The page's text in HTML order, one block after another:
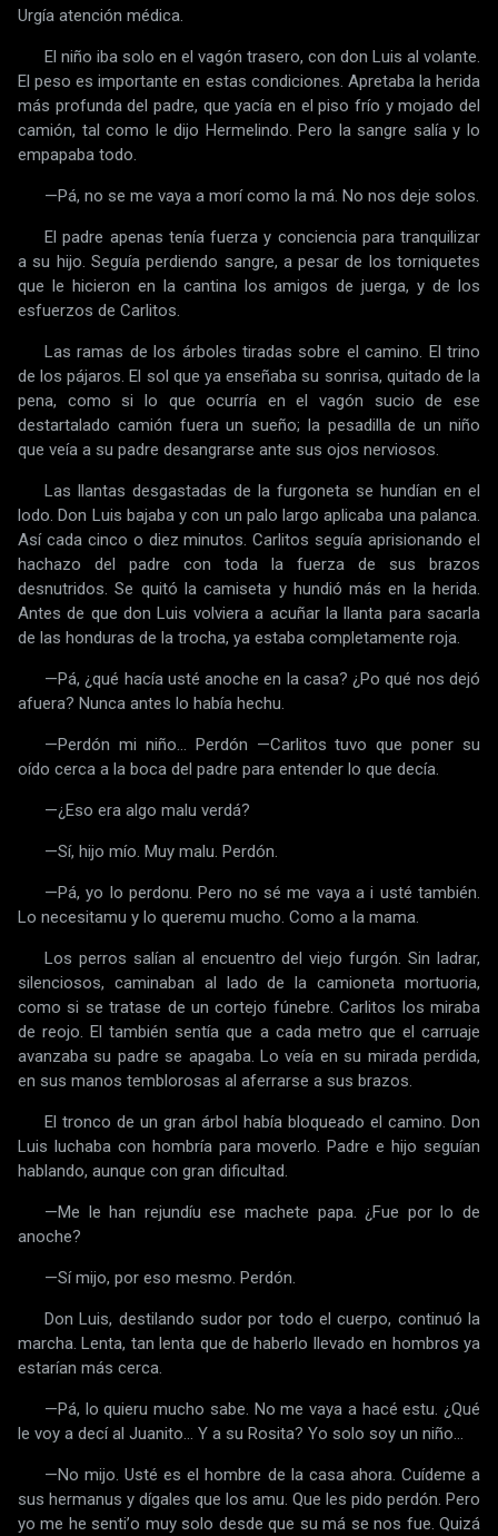
Urgía atención médica.
El niño iba solo en el vagón trasero, con don Luis al volante.
El peso es importante en estas condiciones. Apretaba la herida
más profunda del padre, que yacía en el piso frío y mojado del
camión, tal como le dijo Hermelindo. Pero la sangre salía y lo
empapaba todo.
—Pá, no se me vaya a morí como la má. No nos deje solos.
El padre apenas tenía fuerza y conciencia para tranquilizar
a su hijo. Seguía perdiendo sangre, a pesar de los torniquetes
que le hicieron en la cantina los amigos de juerga, y de los
esfuerzos de Carlitos.
Las ramas de los árboles tiradas sobre el camino. El trino
de los pájaros. El sol que ya enseñaba su sonrisa, quitado de la
pena, como si lo que ocurría en el vagón sucio de ese
destartalado camión fuera un sueño; la pesadilla de un niño
que veía a su padre desangrarse ante sus ojos nerviosos.
Las llantas desgastadas de la furgoneta se hundían en el
lodo. Don Luis bajaba y con un palo largo aplicaba una palanca.
Así cada cinco o diez minutos. Carlitos seguía aprisionando el
hachazo del padre con toda la fuerza de sus brazos
desnutridos. Se quitó la camiseta y hundió más en la herida.
Antes de que don Luis volviera a acuñar la llanta para sacarla
de las honduras de la trocha, ya estaba completamente roja.
—Pá, ¿qué hacía usté anoche en la casa? ¿Po qué nos dejó
afuera? Nunca antes lo había hechu.
—Perdón mi niño... Perdón —Carlitos tuvo que poner su
oído cerca a la boca del padre para entender lo que decía.
—¿Eso era algo malu verdá?
—Sí, hijo mío. Muy malu. Perdón.
—Pá, yo lo perdonu. Pero no sé me vaya a i usté también.
Lo necesitamu y lo queremu mucho. Como a la mama.
Los perros salían al encuentro del viejo furgón. Sin ladrar,
silenciosos, caminaban al lado de la camioneta mortuoria,
como si se tratase de un cortejo fúnebre. Carlitos los miraba
de reojo. El también sentía que a cada metro que el carruaje
avanzaba su padre se apagaba. Lo veía en su mirada perdida,
en sus manos temblorosas al aferrarse a sus brazos.
El tronco de un gran árbol había bloqueado el camino. Don
Luis luchaba con hombría para moverlo. Padre e hijo seguían
hablando, aunque con gran dificultad.
—Me le han rejundíu ese machete papa. ¿Fue por lo de
anoche?
—Sí mijo, por eso mesmo. Perdón.
Don Luis, destilando sudor por todo el cuerpo, continuó la
marcha. Lenta, tan lenta que de haberlo llevado en hombros ya
estarían más cerca.
—Pá, lo quieru mucho sabe. No me vaya a hacé estu. ¿Qué
le voy a decí al Juanito... Y a su Rosita? Yo solo soy un niño...
—No mijo. Usté es el hombre de la casa ahora. Cuídeme a
sus hermanus y dígales que los amu. Que les pido perdón. Pero
yo me he sentiʼo muy solo desde que su má se nos fue. Quizá